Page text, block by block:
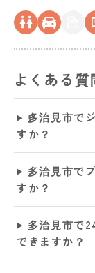
よくある質
多治見市で
すか？
多治見市で
すか？
多治見市で
できますか？